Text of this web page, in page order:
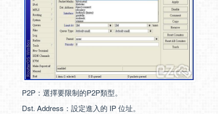
P2P：選擇要限制的P2P類型。
Dst. Address：設定進入的 IP 位址。